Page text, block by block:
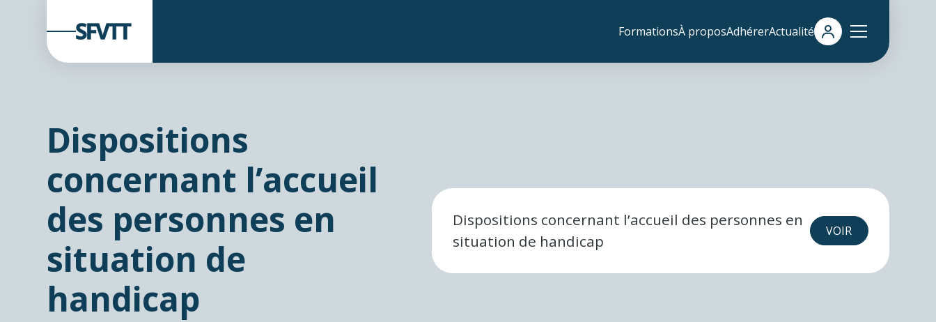
FormationsÀ proposAdhérerActualité
Dispositions
concernant l’accueil
des personnes en
situation de
handicap
Dispositions concernant l’accueil des personnes en
situation de handicap
VOIR